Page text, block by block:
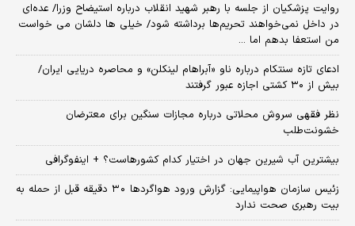
روایت پزشکیان از جلسه با رهبر شهید انقلاب درباره استیضاح وزرا/ عده‌ای
در داخل نمی‌خواهند تحریم‌ها برداشته شود/ خیلی ها دلشان می خواست
من استعفا بدهم اما ...
ادعای تازه سنتکام درباره ناو «آبراهام لینکلن» و محاصره دریایی ایران/
بیش از ۳۰ کشتی اجازه عبور گرفتند
نظر فقهی سروش محلاتی درباره مجازات سنگین برای معترضان
خشونت‌طلب
بیشترین آب شیرین جهان در اختیار کدام کشورهاست؟ + اینفوگرافی
زئیس سازمان هواپیمایی: گزارش ورود هواگردها ٣٠ دقیقه قبل از حمله به
بیت رهبری صحت ندارد